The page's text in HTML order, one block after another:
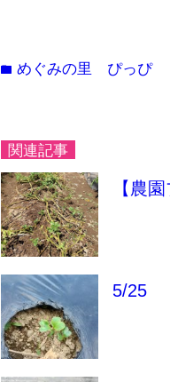
folder めぐみの里 ぴっぴ
関連記事
【農
5/25